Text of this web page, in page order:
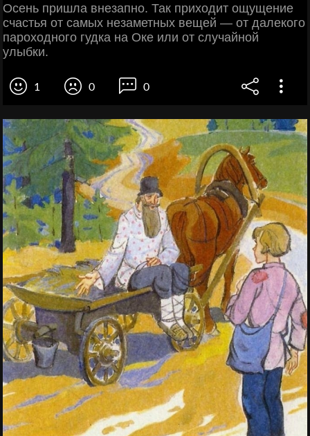
Осень пришла внезапно. Так приходит ощущение
счастья от самых незаметных вещей — от далекого
пароходного гудка на Оке или от случайной
улыбки.
1 0 0